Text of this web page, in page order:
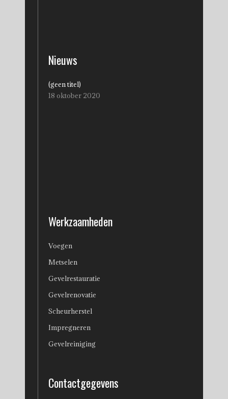
Nieuws
(geen titel)
18 oktober 2020
Werkzaamheden
Voegen
Metselen
Gevelrestauratie
Gevelrenovatie
Scheurherstel
Impregneren
Gevelreiniging
Contactgegevens